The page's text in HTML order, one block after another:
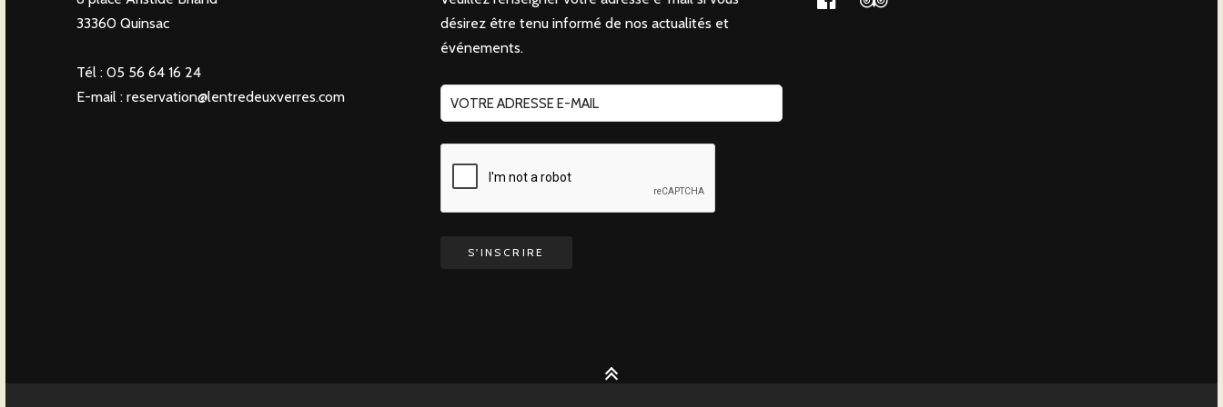
33360 Quinsac
Tél : 05 56 64 16 24
E-mail : reservation@lentredeuxverres.com
désirez être tenu informé de nos actualités et
événements.